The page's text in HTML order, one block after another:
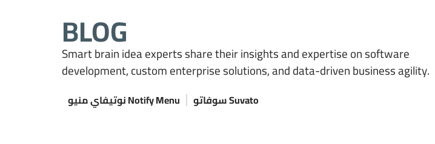
BLOG
Smart brain idea experts share theirinsights and expertiseon software
development, custom enterprise solutions, and data-driven business agility.
نوتيفاي منيو Notify Menu سوفاتو Suvato